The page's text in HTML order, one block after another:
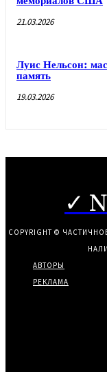
21.03.2026
Луис Нельсон:
память
19.03.2026
✓
COPYRIGHT ©
АВТОРЫ
РЕКЛАМА